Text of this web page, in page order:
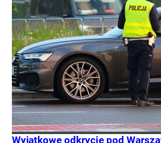
Wyjątkowe odkrycie pod